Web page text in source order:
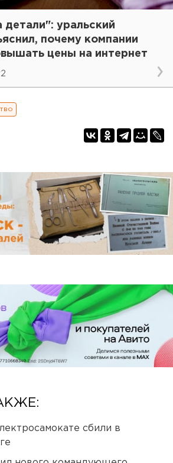
детали": уральский
почему компании
цены на интернет
сбили в